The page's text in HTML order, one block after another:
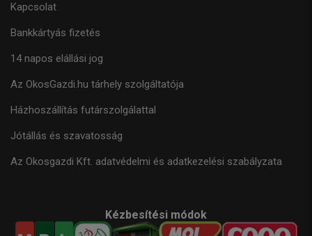
Kapcsolat
Bankkártyás fizetés
14 napos elállási jog
Az OkosGazdi.hu tárhely szolgáltatója
Házhoszállítás futárszolgálattal
Jótállás és szavatosság
Az Okosgazdi Kft. adatvédelmi és adatkezelési szabályzata
Kézbesítési módok